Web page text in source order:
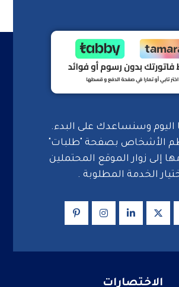
اليوم وسنساعدك على البدء.
الأشخاص بصفحة "طلبات"
إلى زوار الموقع المحتملين
الخدمة المطلوبة .
الاختصارات